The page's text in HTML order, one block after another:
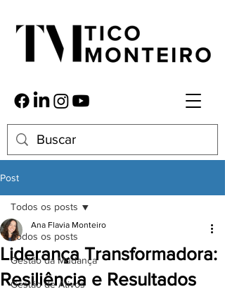
Post
Todos os posts
Gestão da Mudança
Gestão de Ativos
Todos os posts
Liderança Transformadora:
Resiliência e Resultados
Ana Flavia Monteiro